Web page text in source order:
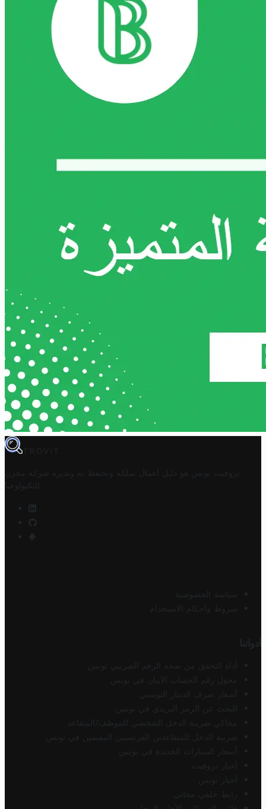
TROVIT
تروفيت تونس هو دليل أعمال تملكه وتحتفظ به وتديره
شركة مخزن
التكنولوجيا
سياسة الخصوصية
شروط وأحكام الاستخدام
أدواتنا
أداة التحقق من صحة الرقم الضريبي تونس
محول رقم الحساب الآيبان في تونس
أسعار صرف الدينار التونسي
البحث عن الرمز البريدي في تونس
محاكي ضريبة الدخل الشخصي للموظف/المتقاعد
ضريبة الدخل للمتقاعدين الفرنسيين المقيمين في تونس
أسعار السيارات الجديدة في تونس
أخبار تروفيت
أخبار تونس
رابط خلفي مجاني